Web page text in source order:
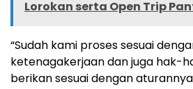
Lorokan serta Open Trip
“Sudah kami proses sesuai
ketenagakerjaan dan juga hak-
berikan sesuai dengan